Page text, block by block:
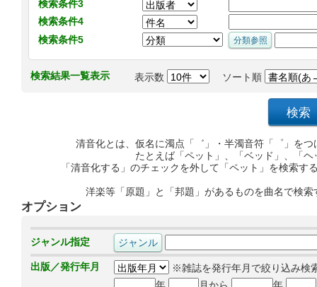
検索条件3
検索条件4
検索条件5
検索結果一覧表示 表示数 ソート順
清音化とは、仮名に濁点「゛」・半濁音符「゜」を
たとえば「ペット」、「ベッド」、「
「清音化する」のチェックを外して「ペット」を検索
洋楽等「原題」と「邦題」があるものを曲名で検
オプション
ジャンル指定
出版／発行年月
※雑誌を発行年月で絞り込み検
年
月から 年